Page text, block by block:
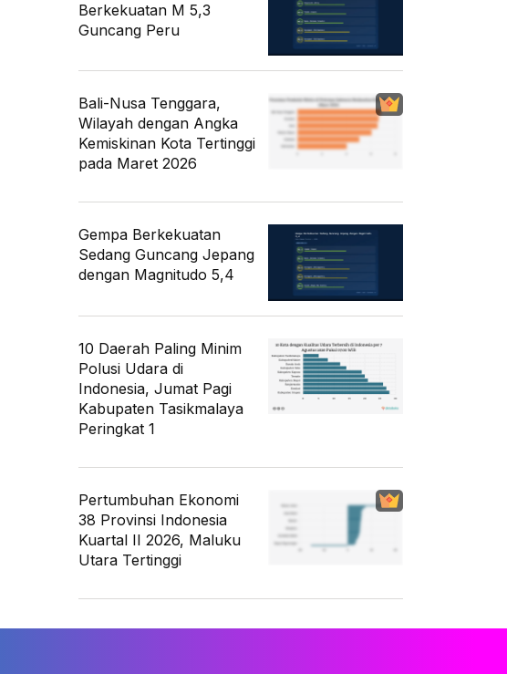
Berkekuatan M 5,3
Guncang Peru
Bali-Nusa Tenggara,
Wilayah dengan Angka
Kemiskinan Kota Tertinggi
pada Maret 2026
Gempa Berkekuatan
Sedang Guncang Jepang
dengan Magnitudo 5,4
10 Daerah Paling Minim
Polusi Udara di
Indonesia, Jumat Pagi
Kabupaten Tasikmalaya
Peringkat 1
Pertumbuhan Ekonomi
38 Provinsi Indonesia
Kuartal II 2026, Maluku
Utara Tertinggi